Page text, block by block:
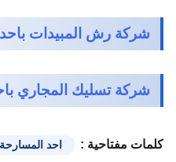
شركة رش المبيدات
شركة تسليك المجاري
كلمات مفتاحية : احد المسارحة